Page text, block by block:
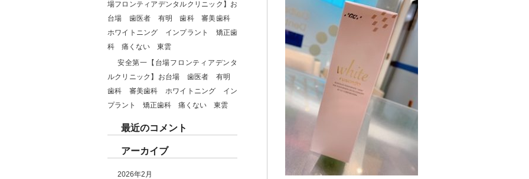
場フロンティアデンタルクリニック】お
台場 歯医者 有明 歯科 審美歯科
ホワイトニング インプラント 矯正歯
科 痛くない 東雲
安全第一【台場フロンティアデンタ
ルクリニック】お台場 歯医者 有明
歯科 審美歯科 ホワイトニング イン
プラント 矯正歯科 痛くない 東雲
最近のコメント
アーカイブ
2026年2月